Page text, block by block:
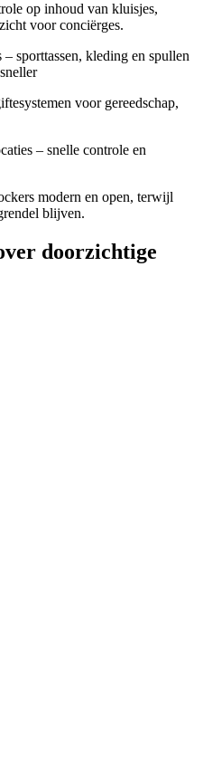
op inhoud van kluisjes,
voor conciërges.
sporttassen, kleding en spullen
voor gereedschap,
– snelle controle en
modern en open, terwijl
blijven.
doorzichtige